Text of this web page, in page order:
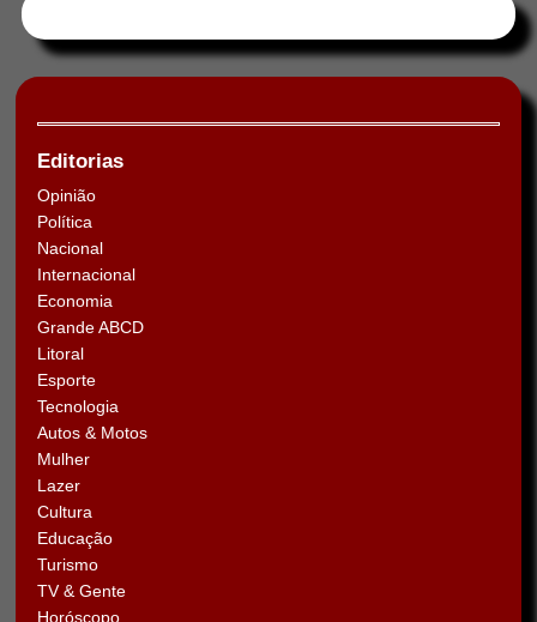
Editorias
Opinião
Política
Nacional
Internacional
Economia
Grande ABCD
Litoral
Esporte
Tecnologia
Autos & Motos
Mulher
Lazer
Cultura
Educação
Turismo
TV & Gente
Horóscopo